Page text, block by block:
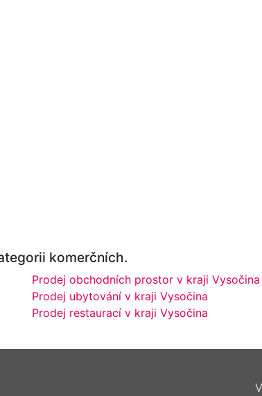
komerčních.
Prodej obchodních prostor v kraji Vysočina
Prodej ubytování v kraji Vysočina
Prodej restaurací v kraji Vysočina